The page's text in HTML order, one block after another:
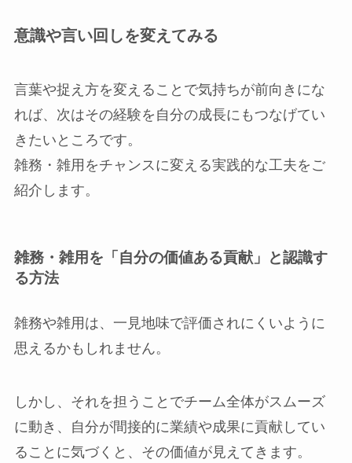
意識や言い回しを変えてみる
言葉や捉え方を変えることで気持ちが前向きにな
れば、次はその経験を自分の成長にもつなげてい
きたいところです。
雑務・雑用をチャンスに変える実践的な工夫をご
紹介します。
雑務・雑用を「自分の価値ある貢献」と認識す
る方法
雑務や雑用は、一見地味で評価されにくいように
思えるかもしれません。
しかし、それを担うことでチーム全体がスムーズ
に動き、自分が間接的に業績や成果に貢献してい
ることに気づくと、その価値が見えてきます。